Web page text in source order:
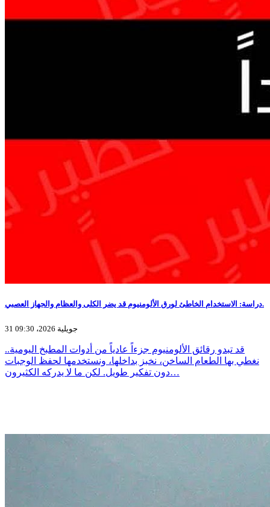
دراسة: الاستخدام الخاطئ لورق الألومنيوم قد يضر الكلى والعظام والجهاز العصبي.
31 جويلية 2026، 09:30
قد تبدو رقائق الألومنيوم جزءاً عادياً من أدوات المطبخ اليومية..
نغطي بها الطعام الساخن، نخبز بداخلها، ونستخدمها لحفظ الوجبات
دون تفكير طويل. لكن ما لا يدركه الكثيرون…